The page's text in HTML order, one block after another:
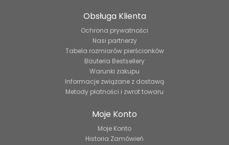
Obsługa Klienta
Ochrona prywatności
Nasi partnerzy
Tabela rozmiarów pierścionków
Biżuteria Bestsellery
Warunki zakupu
Informacje związane z dostawą
Metody płatności i zwrot towaru
Moje Konto
Moje Konto
Historia Zamówień